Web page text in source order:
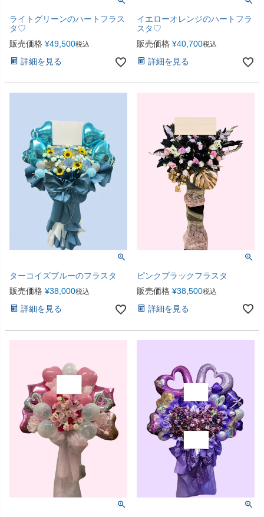
ライトグリーンのハートフラス
タ♡
販売価格 ¥49,500税込
詳細を見る
イエローオレンジのハートフラ
スタ♡
販売価格 ¥40,700税込
詳細を見る
ターコイズブルーのフラスタ
販売価格 ¥38,000税込
詳細を見る
ピンクブラックフラスタ
販売価格 ¥38,500税込
詳細を見る